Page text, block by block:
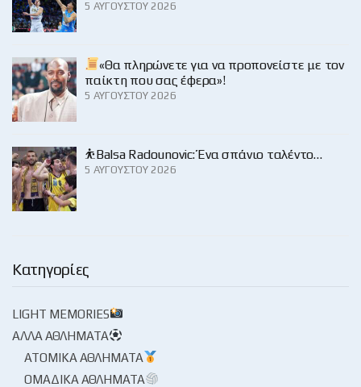
5 ΑΥΓΟΎΣΤΟΥ 2026
«Θα πληρώνετε για να προπονείστε με τον
παίκτη που σας έφερα»!
5 ΑΥΓΟΎΣΤΟΥ 2026
⛹️Balsa Radounovic: Ένα σπάνιο ταλέντο…
5 ΑΥΓΟΎΣΤΟΥ 2026
Κατηγορίες
LIGHT MEMORIES
ΆΛΛΑ ΑΘΛΉΜΑΤΑ
ΑΤΟΜΙΚΆ ΑΘΛΉΜΑΤΑ
ΟΜΑΔΙΚΆ ΑΘΛΉΜΑΤΑ